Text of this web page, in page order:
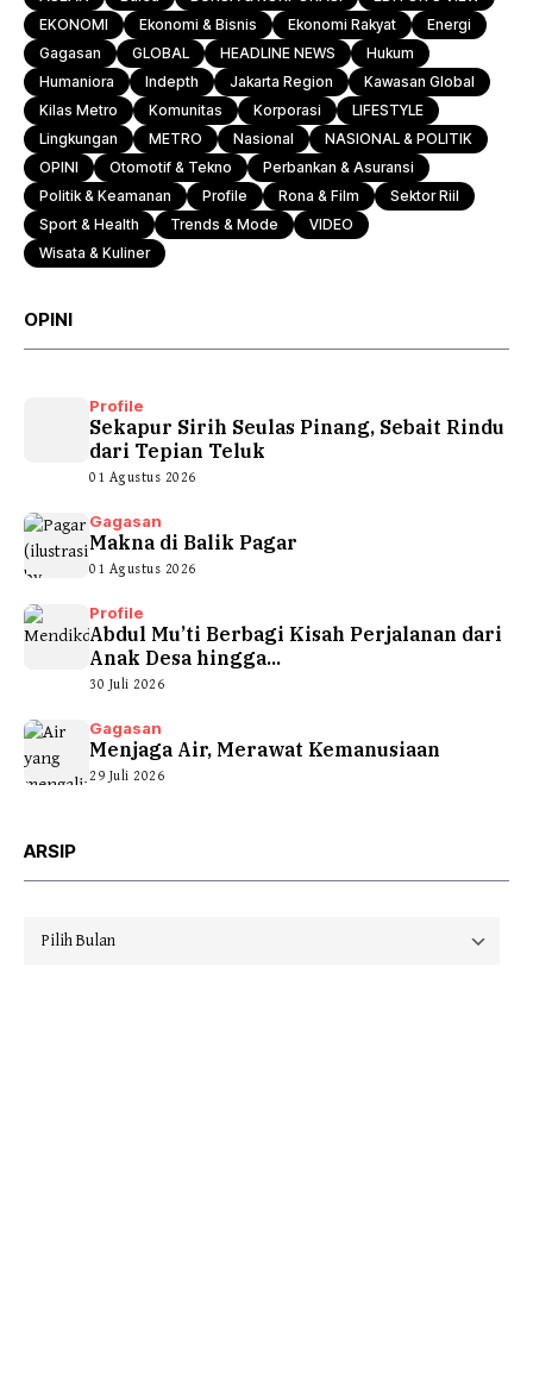
EKONOMI
Ekonomi & Bisnis Ekonomi Rakyat
Energi
Gagasan
GLOBAL HEADLINE NEWS
Hukum
Humaniora
Indepth Jakarta Region
Kawasan Global
Kilas Metro
Komunitas Korporasi
LIFESTYLE
Lingkungan
METRO Nasional
NASIONAL & POLITIK
OPINI
Otomotif & Tekno
Perbankan & Asuransi
Politik & Keamanan
Profile Rona & Film
Sektor Riil
Sport & Health
Trends & Mode
VIDEO
Wisata & Kuliner
OPINI
Profile
Sekapur Sirih Seulas Pinang, Sebait Rindu
dari Tepian Teluk
01 Agustus 2026
Gagasan
Makna di Balik Pagar
01 Agustus 2026
Profile
Abdul Mu’ti Berbagi Kisah Perjalanan dari
Anak Desa hingga...
30 Juli 2026
Gagasan
Menjaga Air, Merawat Kemanusiaan
29 Juli 2026
ARSIP
Arsip